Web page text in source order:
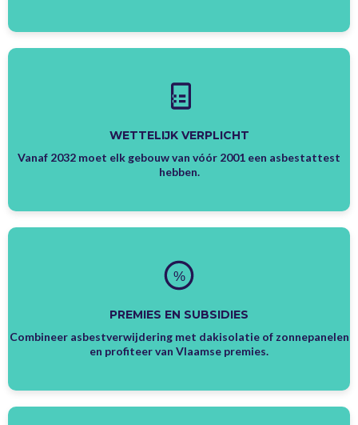
WETTELIJK VERPLICHT
Vanaf 2032 moet elk gebouw van vóór 2001 een asbestattest
hebben.
%
PREMIES EN SUBSIDIES
Combineer asbestverwijdering met dakisolatie of zonnepanelen
en profiteer van Vlaamse premies.